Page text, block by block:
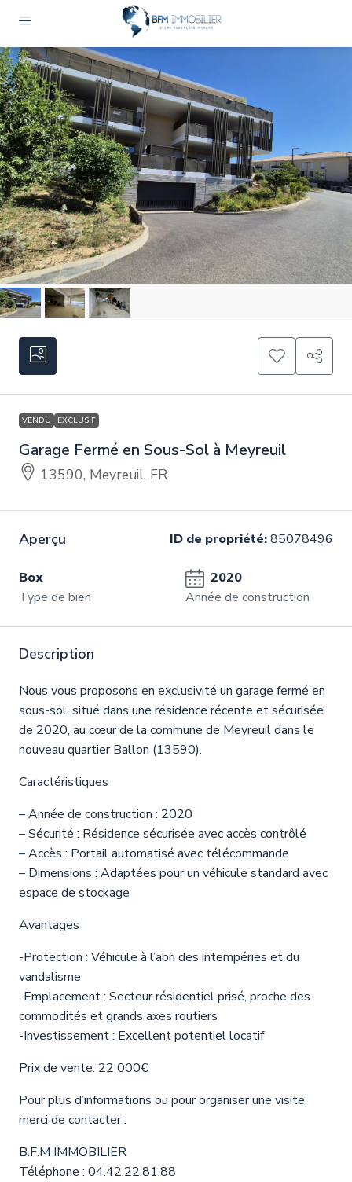
VENDU EXCLUSIF
Garage Fermé en Sous-Sol à Meyreuil
13590, Meyreuil, FR
Aperçu ID de propriété:85078496
Box
Type de bien
2020
Année de construction
Description
Nous vous proposons en exclusivité un garage fermé en
sous-sol, situé dans une résidence récente et sécurisée
de 2020, au cœur de la commune de Meyreuil dans le
nouveau quartier Ballon (13590).
Caractéristiques
– Année de construction : 2020
– Sécurité : Résidence sécurisée avec accès contrôlé
– Accès : Portail automatisé avec télécommande
– Dimensions : Adaptées pour un véhicule standard avec
espace de stockage
Avantages
-Protection : Véhicule à l’abri des intempéries et du
vandalisme
-Emplacement : Secteur résidentiel prisé, proche des
commodités et grands axes routiers
-Investissement : Excellent potentiel locatif
Prix de vente: 22 000€
Pour plus d’informations ou pour organiser une visite,
merci de contacter :
B.F.M IMMOBILIER
Téléphone : 04.42.22.81.88